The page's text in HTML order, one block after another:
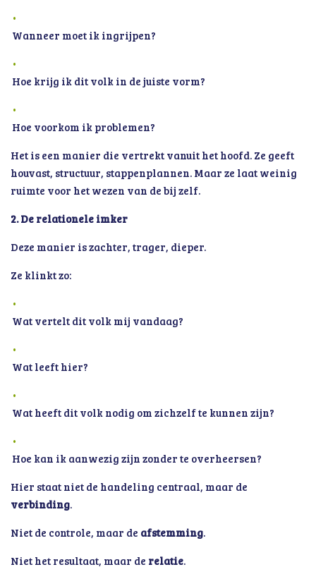
Wanneer moet ik ingrijpen?
Hoe krijg ik dit volk in de juiste vorm?
Hoe voorkom ik problemen?
Het is een manier die vertrekt vanuit het hoofd. Ze geeft
houvast, structuur, stappenplannen. Maar ze laat weinig
ruimte voor het wezen van de bij zelf.
2. De relationele imker
Deze manier is zachter, trager, dieper.
Ze klinkt zo:
Wat vertelt dit volk mij vandaag?
Wat leeft hier?
Wat heeft dit volk nodig om zichzelf te kunnen zijn?
Hoe kan ik aanwezig zijn zonder te overheersen?
Hier staat niet de handeling centraal, maar de
verbinding.
Niet de controle, maar de afstemming.
Niet het resultaat, maar de relatie.